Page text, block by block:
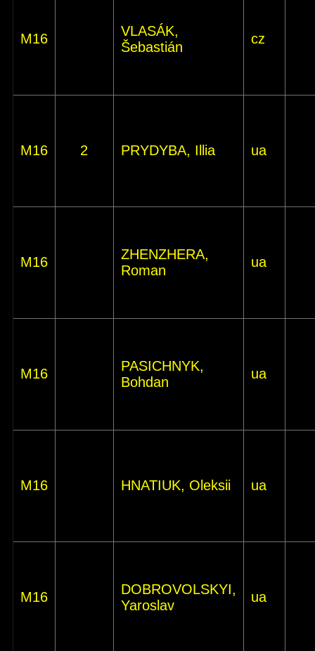
M16
VLASÁK,
Šebastián
cz
M16 2 PRYDYBA, Illia ua
M16
ZHENZHERA,
Roman
ua
M16
PASICHNYK,
Bohdan
ua
M16 HNATIUK, Oleksii ua
M16
DOBROVOLSKYI,
Yaroslav
ua